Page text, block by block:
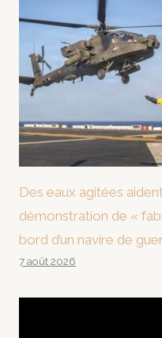
Des eaux agitées
démonstration de «
bord d’un navire de
7 août 2026